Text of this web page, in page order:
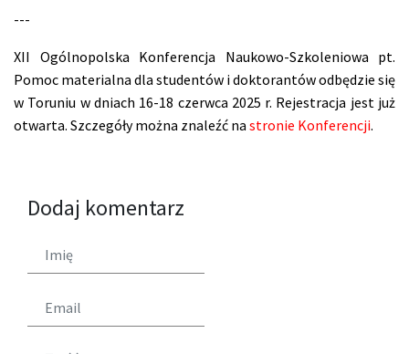
---
XII Ogólnopolska Konferencja Naukowo-Szkoleniowa pt.
Pomoc materialna dla studentów i doktorantów odbędzie się
w Toruniu w dniach 16-18 czerwca 2025 r. Rejestracja jest już
otwarta. Szczegóły można znaleźć na stronie Konferencji.
Dodaj komentarz